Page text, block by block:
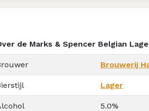
de Marks & Spencer Belgian
Brouwerij
Lager
5.0%